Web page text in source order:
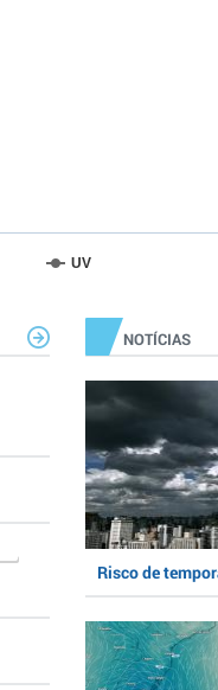
UV
NOTÍCIAS
Risco de